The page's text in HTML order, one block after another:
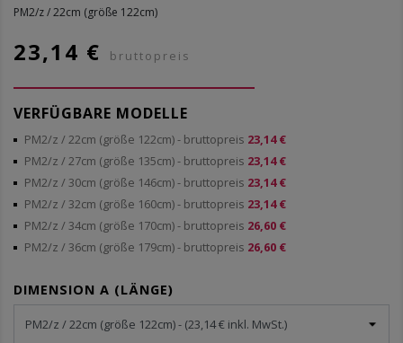
PM2/z / 22cm (größe 122cm)
23,14 € bruttopreis
VERFÜGBARE MODELLE
PM2/z / 22cm (größe 122cm)- bruttopreis 23,14 €
PM2/z / 27cm (größe 135cm)- bruttopreis 23,14 €
PM2/z / 30cm (größe 146cm)- bruttopreis 23,14 €
PM2/z / 32cm (größe 160cm)- bruttopreis 23,14 €
PM2/z / 34cm (größe 170cm)- bruttopreis 26,60 €
PM2/z / 36cm (größe 179cm)- bruttopreis 26,60 €
DIMENSION A (LÄNGE)